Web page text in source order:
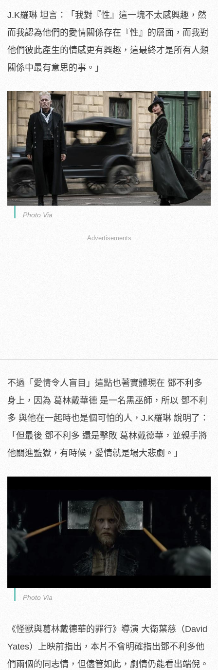
J.K羅琳 坦言：「我對『性』這一塊不太感興趣，然
而我認為他們的愛情關係存在『性』的層面，而我對
他們彼此產生的情感更有興趣，這最終才是所有人類
關係中最有意思的事。」
Photo Via
Advertisements
不過「愛情令人盲目」這點也著實體現在 鄧不利多
身上，因為 葛林戴華德 是一名黑巫師，所以 鄧不利
多 與他在一起時也是個可怕的人，J.K羅琳 說明了：
「但最後 鄧不利多 還是擊敗 葛林戴德華，並親手將
他關進監獄，有時候，愛情就是場大悲劇。」
Photo Via
《怪獸與葛林戴德華的罪行》導演 大衛葉慈（David
Yates）上映前指出，本片不會明確指出鄧不利多他
們兩個的同志情，但儘管如此，劇情仍能看出端倪。